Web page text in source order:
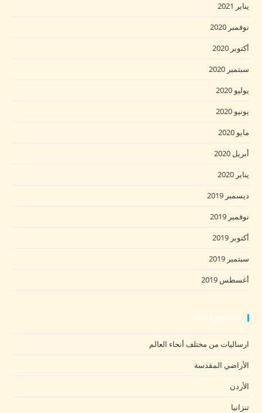
يناير 2021
نوفمبر 2020
أكتوبر 2020
سبتمبر 2020
يوليو 2020
يونيو 2020
مايو 2020
أبريل 2020
يناير 2020
ديسمبر 2019
نوفمبر 2019
أكتوبر 2019
سبتمبر 2019
أغسطس 2019
Categories
ارساليات من مختلف أنحاء العالم
الأراضي المقدسة
الأردن
تنزانيا